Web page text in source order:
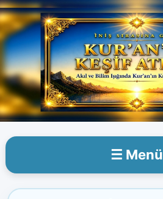
İçeriğe
atla
☰ Menü